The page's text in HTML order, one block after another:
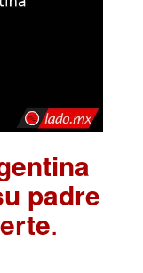
padre
.